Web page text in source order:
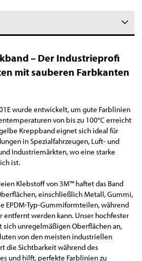
– Der Industrieprofi
mit sauberen Farbkanten
wurde entwickelt, um gute Farblinien
von bis zu 100°C erreicht
Kreppband eignet sich ideal für
in Spezialfahrzeugen, Luft- und
Industriemärkten, wo eine starke
ist.
Klebstoff von 3M™ haftet das Band
einschließlich Metall, Gummi,
EPDM-Typ-Gummiformteilen, während
entfernt werden kann. Unser hochfester
unregelmäßigen Oberflächen an,
von den meisten industriellen
die Sichtbarkeit während des
und hilft, perfekte Farblinien zu